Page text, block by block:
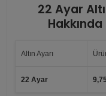
22 Ayar
Altın Ayarı
22 Ayar